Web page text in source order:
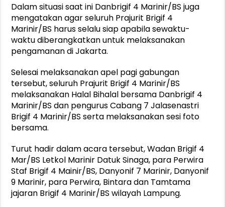
Dalam situasi saat ini Danbrigif 4 Marinir/BS juga
mengatakan agar seluruh Prajurit Brigif 4
Marinir/BS harus selalu siap apabila sewaktu-
waktu diberangkatkan untuk melaksanakan
pengamanan di Jakarta.
Selesai melaksanakan apel pagi gabungan
tersebut, seluruh Prajurit Brigif 4 Marinir/BS
melaksanakan Halal Bihalal bersama Danbrigif 4
Marinir/BS dan pengurus Cabang 7 Jalasenastri
Brigif 4 Marinir/BS serta melaksanakan sesi foto
bersama.
Turut hadir dalam acara tersebut, Wadan Brigif 4
Mar/BS Letkol Marinir Datuk Sinaga, para Perwira
Staf Brigif 4 Mainir/BS, Danyonif 7 Marinir, Danyonif
9 Marinir, para Perwira, Bintara dan Tamtama
jajaran Brigif 4 Marinir/BS wilayah Lampung.